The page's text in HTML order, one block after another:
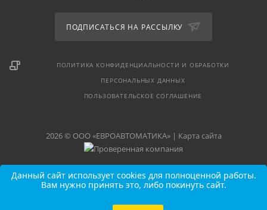
ПОДПИСАТЬСЯ НА РАССЫЛКУ
ПОЛИТИКА КОНФИДЕНЦИАЛЬНОСТИ И ОБРАБОТКИ
ПЕРСОНАЛЬНЫХ ДАННЫХ
ПОЛЬЗОВАТЕЛЬСКОЕ СОГЛАШЕНИЕ
2026 © ООО «ЕВРОАВТОМАТИКА» | Карта сайта
Данный сайт использует cookies для полноценной работы.
Вам нужно принять это, либо покинуть сайт.